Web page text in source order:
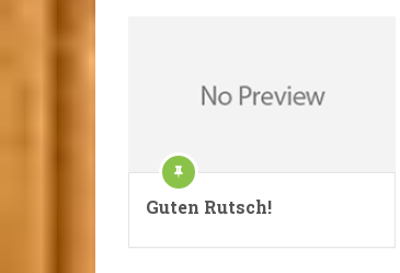
Guten Rutsch!